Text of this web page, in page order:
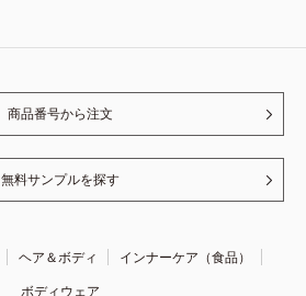
商品番号から注文
無料サンプルを探す
ヘア＆ボディ
インナーケア（食品）
ボディウェア